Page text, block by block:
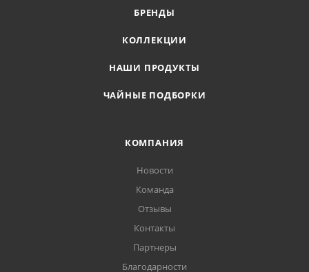
БРЕНДЫ
КОЛЛЕКЦИИ
НАШИ ПРОДУКТЫ
ЧАЙНЫЕ ПОДБОРКИ
КОМПАНИЯ
Новости
Команда
Отзывы
Контакты
Партнеры
Благодарности